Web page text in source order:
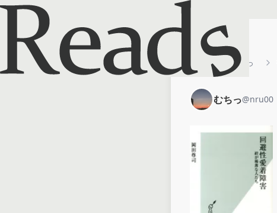
むちっ
むちっ@nru00